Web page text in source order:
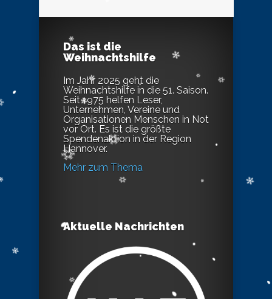
Das ist die
Weihnachtshilfe
Im Jahr 2025 geht die
Weihnachtshilfe in die 51. Saison.
Seit 1975 helfen Leser,
Unternehmen, Vereine und
Organisationen Menschen in Not
vor Ort. Es ist die größte
Spendenaktion in der Region
Hannover.
Mehr zum Thema
Aktuelle Nachrichten